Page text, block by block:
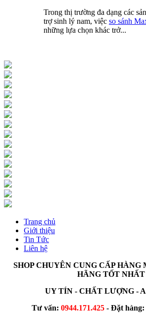
Trong thị trường đa dạng các
trợ sinh lý nam, việc so sánh
những lựa chọn khác trở...
Trang chủ
Giới thiệu
Tin Tức
Liên hệ
SHOP CHUYÊN CUNG CẤP HÀNG
HÃNG TỐT NHẤT
UY TÍN - CHẤT LƯỢNG -
Tư vấn: 0944.171.425 - Đặt hàng: